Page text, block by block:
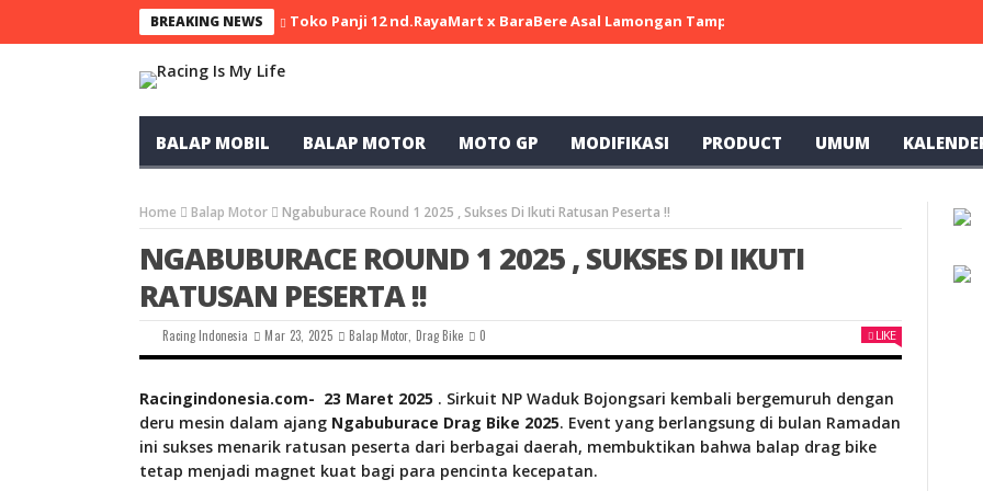
BREAKING NEWS Toko Panji 12 nd.RayaMart x BaraBere Asal Lamongan Tampil Kompetitif, Raih Tiga Podium di
BALAP MOBIL BALAP MOTOR MOTO GP MODIFIKASI PRODUCT UMUM
Home Balap Motor Ngabuburace Round 1 2025 , Sukses Di Ikuti Ratusan Peserta !!
NGABUBURACE ROUND 1 2025 , SUKSES DI IKUTI
RATUSAN PESERTA !!
Racing Indonesia Mar 23, 2025 Balap Motor Drag Bike 0 LIKE
Racingindonesia.com- 23 Maret 2025 . Sirkuit NP Waduk Bojongsari kembali bergemuruh dengan
deru mesin dalam ajang Ngabuburace Drag Bike 2025. Event yang berlangsung di bulan Ramadan
ini sukses menarik ratusan peserta dari berbagai daerah, membuktikan bahwa balap drag bike
tetap menjadi magnet kuat bagi para pencinta kecepatan.